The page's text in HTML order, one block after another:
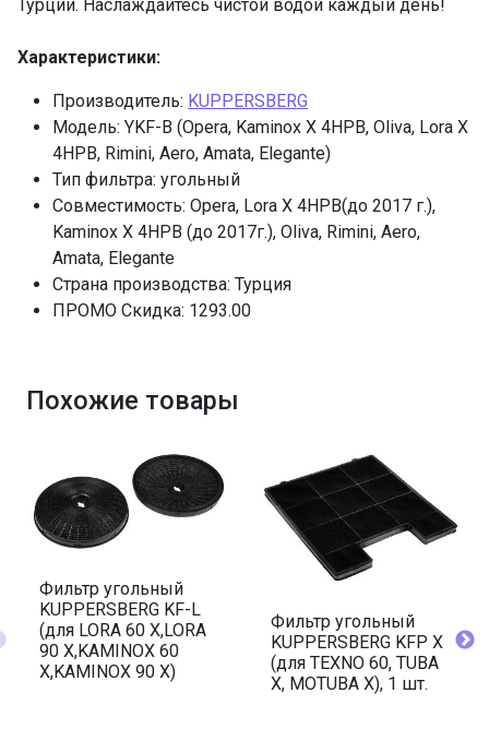
Турции. Наслаждайтесь чистой водой каждый день!
Характеристики:
Производитель: KUPPERSBERG
Модель: YKF-B (Opera, Kaminox X 4HPB, Oliva, Lora X
4HPB, Rimini, Aero, Amata, Elegante)
Тип фильтра: угольный
Совместимость: Opera, Lora X 4HPB(до 2017 г.),
Kaminox X 4HPB (до 2017г.), Oliva, Rimini, Aero,
Amata, Elegante
Страна производства: Турция
ПРОМО Скидка: 1293.00
Похожие товары
Фильтр угольный
KUPPERSBERG KF-L
(для LORA 60 X,LORA
90 X,KAMINOX 60
X,KAMINOX 90 X)
Фильтр угольный
KUPPERSBERG KFP X
(для TEXNO 60, TUBA
X, MOTUBA X), 1 шт.